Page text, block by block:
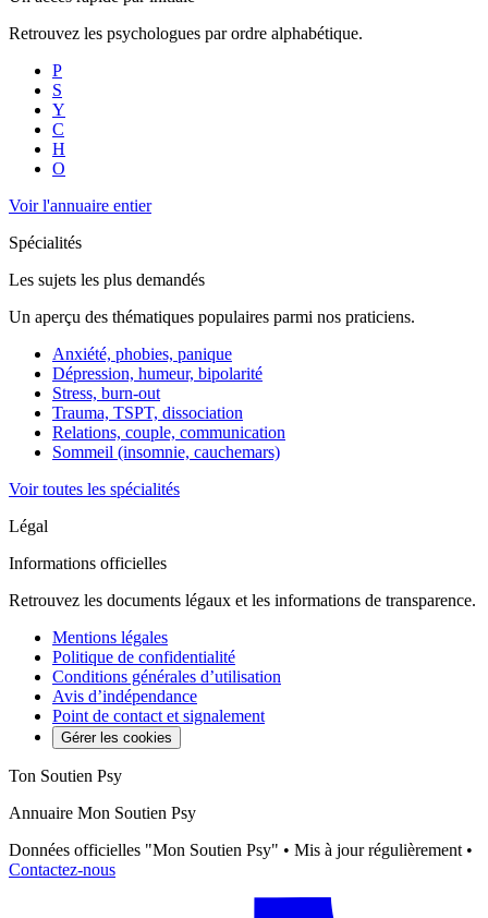
Retrouvez les psychologues par ordre alphabétique.
P
S
Y
C
H
O
Voir l'annuaire entier
Spécialités
Les sujets les plus demandés
Un aperçu des thématiques populaires parmi nos praticiens.
Anxiété, phobies, panique
Dépression, humeur, bipolarité
Stress, burn-out
Trauma, TSPT, dissociation
Relations, couple, communication
Sommeil (insomnie, cauchemars)
Voir toutes les spécialités
Légal
Informations officielles
Retrouvez les documents légaux et les informations de transparence.
Mentions légales
Politique de confidentialité
Conditions générales d’utilisation
Avis d’indépendance
Point de contact et signalement
Gérer les cookies
Ton Soutien Psy
Annuaire Mon Soutien Psy
Données officielles "Mon Soutien Psy" • Mis à jour régulièrement •
Contactez-nous